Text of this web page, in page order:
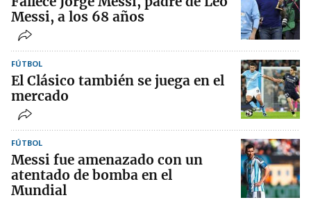
Messi, a los 68 años
FÚTBOL
El Clásico también se juega en el
mercado
FÚTBOL
Messi fue amenazado con un
atentado de bomba en el
Mundial